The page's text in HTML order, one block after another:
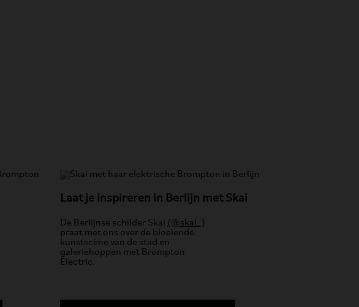
Laat je inspireren in Berlijn met Skai
De Berlijnse schilder Skai (@skai_)
praat met ons over de bloeiende
kunstscène van de stad en
galeriehoppen met Brompton
Electric.